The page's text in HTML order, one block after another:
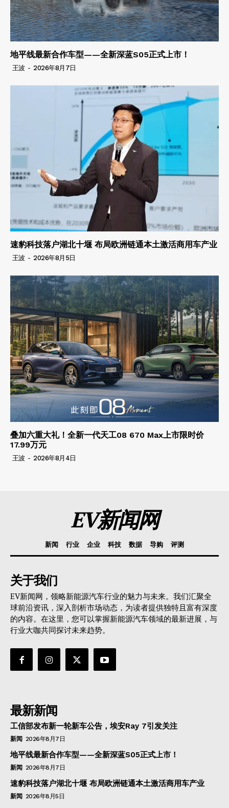
地平线最新合作车型——全新深蓝S05正式上市！
王波 - 2026年8月7日
速豹科技落户湖北十堰 布局欧洲链通本土激活商用车产业
王波 - 2026年8月5日
叠加六重大礼！全新一代天工08 670 Max上市限时价
17.99万元
王波 - 2026年8月4日
EV新闻网
新闻 行业 企业 科技 数据 导购 评测
关于我们
EV新闻网，领略新能源汽车行业的魅力与未来。我们汇聚全
球前沿资讯，深入剖析市场动态，为读者提供独特且富有深度
的内容。在这里，您可以掌握新能源汽车领域的最新进展，与
行业大咖共同探讨未来趋势。
最新新闻
工信部发布新一轮新车公告，埃安Ray 7引发关注
新闻 2026年8月7日
地平线最新合作车型——全新深蓝S05正式上市！
新闻 2026年8月7日
速豹科技落户湖北十堰 布局欧洲链通本土激活商用车产业
新闻 2026年8月5日